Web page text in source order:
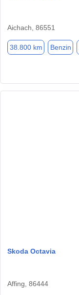
Aichach, 86551
38.800 km Benzin
Skoda Octavia
Affing, 86444